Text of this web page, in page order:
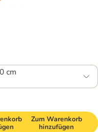
cm
Zum Warenkorb
hinzufügen